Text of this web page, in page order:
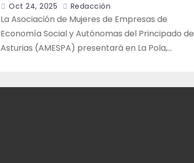
Oct 24, 2025 Redacción
La Asociación de Mujeres de Empresas de
Economía Social y Autónomas del Principado de
Asturias (AMESPA) presentará en La Pola,…